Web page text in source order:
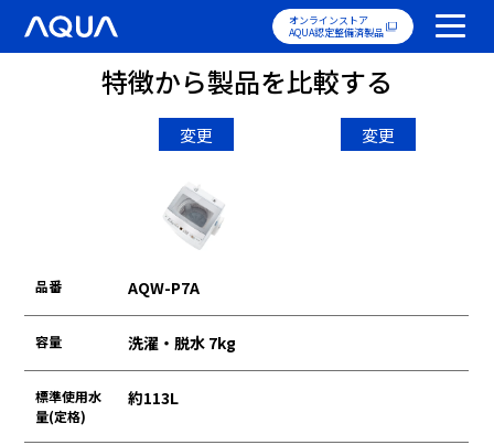
オンラインストア
AQUA認定整備済製品
特徴から製品を比較する
変更 変更
品番 AQW-P7A
容量 洗濯・脱水 7kg
標準使用水
量(定格)
約113L